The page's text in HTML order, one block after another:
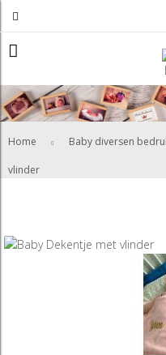
Home Baby diversen
vlinder